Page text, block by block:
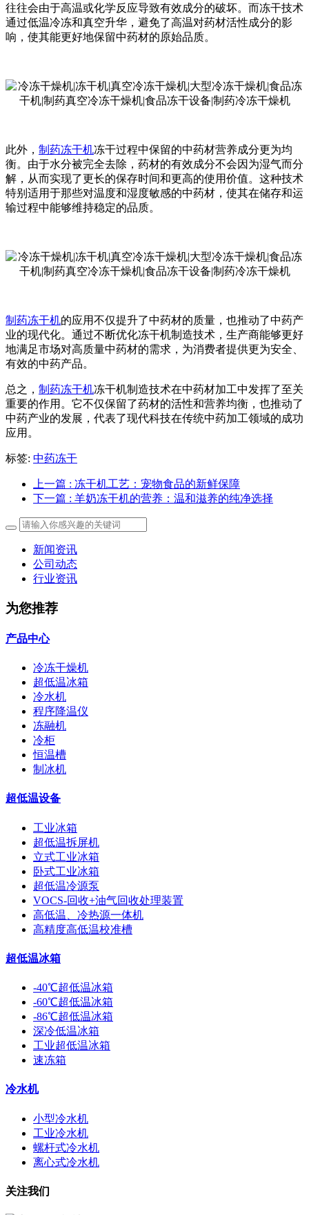
往往会由于高温或化学反应导致有效成分的破坏。而冻干技术
通过低温冷冻和真空升华，避免了高温对药材活性成分的影
响，使其能更好地保留中药材的原始品质。
此外， 制药冻干机冻干过程中保留的中药材营养成分更为均
衡。由于水分被完全去除，药材的有效成分不会因为湿气而分
解，从而实现了更长的保存时间和更高的使用价值。这种技术
特别适用于那些对温度和湿度敏感的中药材，使其在储存和运
输过程中能够维持稳定的品质。
制药冻干机的应用不仅提升了中药材的质量，也推动了中药产
业的现代化。通过不断优化冻干机制造技术，生产商能够更好
地满足市场对高质量中药材的需求，为消费者提供更为安全、
有效的中药产品。
总之， 制药冻干机冻干机制造技术在中药材加工中发挥了至关
重要的作用。它不仅保留了药材的活性和营养均衡，也推动了
中药产业的发展，代表了现代科技在传统中药加工领域的成功
应用。
标签: 中药冻干
上一篇 : 冻干机工艺：宠物食品的新鲜保障
下一篇 : 羊奶冻干机的营养：温和滋养的纯净选择
新闻资讯
公司动态
行业资讯
为您推荐
产品中心
冷冻干燥机
超低温冰箱
冷水机
程序降温仪
冻融机
冷柜
恒温槽
制冰机
超低温设备
工业冰箱
超低温拆屏机
立式工业冰箱
卧式工业冰箱
超低温冷源泵
VOCS-回收+油气回收处理装置
高低温、冷热源一体机
高精度高低温校准槽
超低温冰箱
-40℃超低温冰箱
-60℃超低温冰箱
-86℃超低温冰箱
深冷低温冰箱
工业超低温冰箱
速冻箱
冷水机
小型冷水机
工业冷水机
螺杆式冷水机
离心式冷水机
关注我们